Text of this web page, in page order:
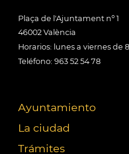
Plaça de l'Ajuntament nº 1
46002 València
Horarios: lunes a viernes de
Teléfono: 963 52 54 78
Ayuntamiento
La ciudad
Trámites